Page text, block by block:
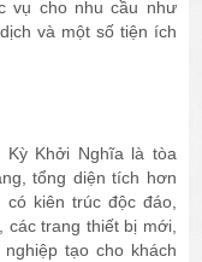
vụ cho nhu cầu như
và một số tiện ích
Kỳ Khởi Nghĩa là tòa
tổng diện tích hơn
có kiên trúc độc đáo,
trang thiết bị mới,
tạo cho khách